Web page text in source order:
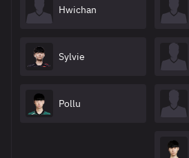
Hwichan
Sylvie
Pollu